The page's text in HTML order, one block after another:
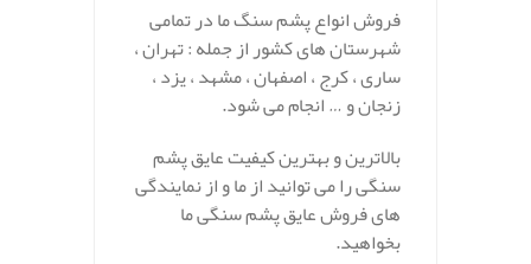
فروش انواع پشم سنگ ما در تمامی
شهرستان های کشور از جمله : تهران ،
ساری ، کرج ، اصفهان ، مشهد ، یزد ،
زنجان و … انجام می شود.
بالاترین و بهترین کیفیت عایق پشم
سنگی را می توانید از ما و از نمایندگی
های فروش عایق پشم سنگی ما
بخواهید.